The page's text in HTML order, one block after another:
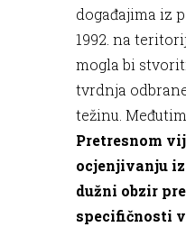
događajima iz
1992. na
mogla bi
tvrdnja
težinu.
Pretresnom
ocjenjivanju
dužni obzir
specifičnosti